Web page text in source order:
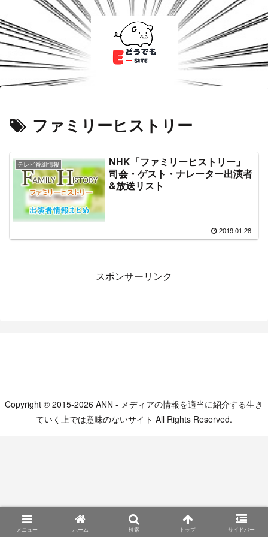
ファミリーヒストリー
テレビ番組情報
NHK「ファミリーヒストリー」
司会・ゲスト・ナレーター出演者
&放送リスト
2019.01.28
スポンサーリンク
Copyright © 2015-2026 ANN - メディアの情報を適当に紹介する生き
ていく上では意味のないサイト All Rights Reserved.
メニュー ホーム 検索 トップ サイドバー